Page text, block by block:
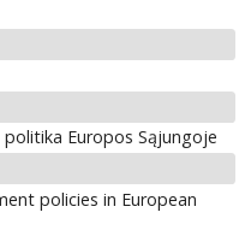
Europos Sąjungoje
policies in European